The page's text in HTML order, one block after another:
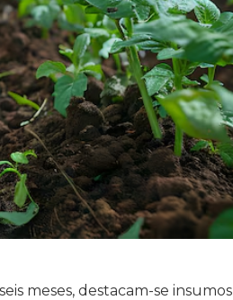
meses, destacam-se insumos